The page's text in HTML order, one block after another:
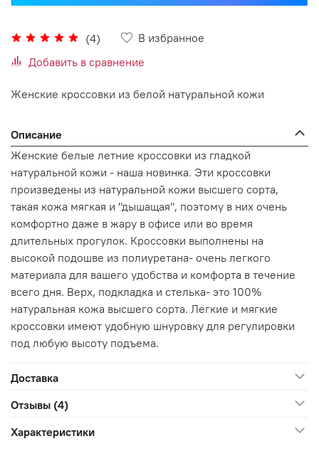
(4)
В избранное
Добавить в сравнение
Женские кроссовки из белой натуральной кожи
Описание
Женские белые летние кроссовки из гладкой
натуральной кожи - наша новинка. Эти кроссовки
произведены из натуральной кожи высшего сорта,
такая кожа мягкая и "дышащая", поэтому в них очень
комфортно даже в жару в офисе или во время
длительных прогулок. Кроссовки выполнены на
высокой подошве из полиуретана- очень легкого
материала для вашего удобства и комфорта в течение
всего дня. Верх, подкладка и стелька- это 100%
натуральная кожа высшего сорта. Легкие и мягкие
кроссовки имеют удобную шнуровку для регулировки
под любую высоту подъема.
Доставка
Отзывы (4)
Характеристики